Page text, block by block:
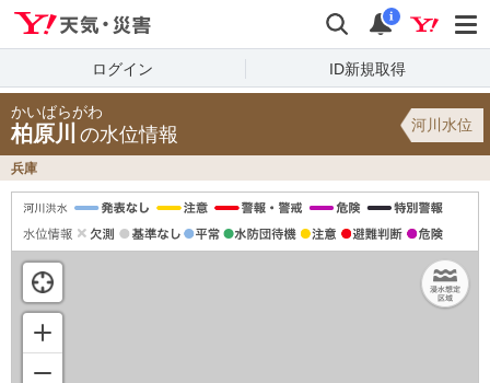
検索 通知
i
ログイン ID新規取得
かいばらがわ
柏原川 の水位情報 河川水位
兵庫